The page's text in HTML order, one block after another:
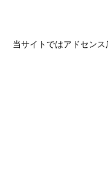
当サイトではアドセン